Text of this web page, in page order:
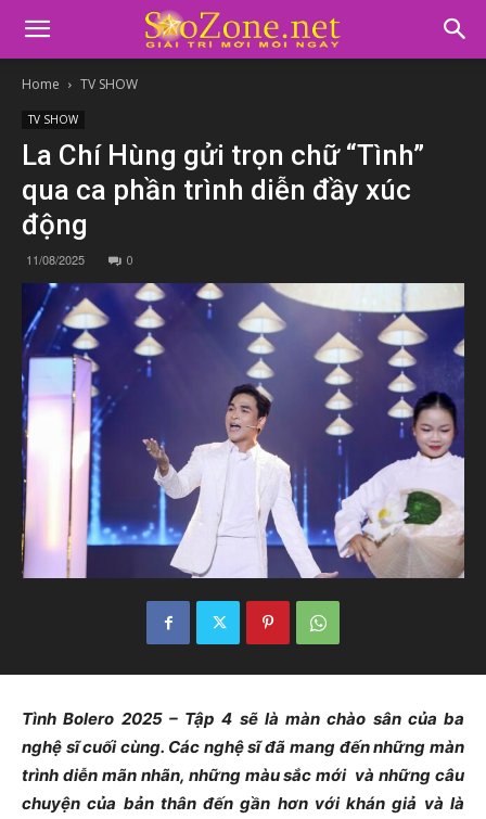
Home TV SHOW
TV SHOW
La Chí Hùng gửi trọn chữ “Tình”
qua ca phần trình diễn đầy xúc
động
11/08/2025 0
Tình Bolero 2025 – Tập 4 sẽ là màn chào sân của ba
nghệ sĩ cuối cùng. Các nghệ sĩ đã mang đến những màn
trình diễn mãn nhãn, những màu sắc mới và những câu
chuyện của bản thân đến gần hơn với khán giả và là